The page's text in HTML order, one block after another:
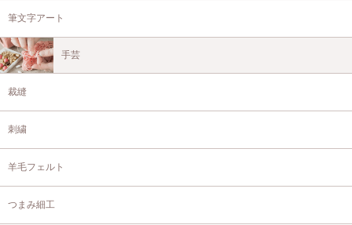
筆文字アート
手芸
裁縫
刺繍
羊毛フェルト
つまみ細工